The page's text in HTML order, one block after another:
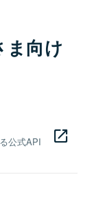
ま向け
公式API